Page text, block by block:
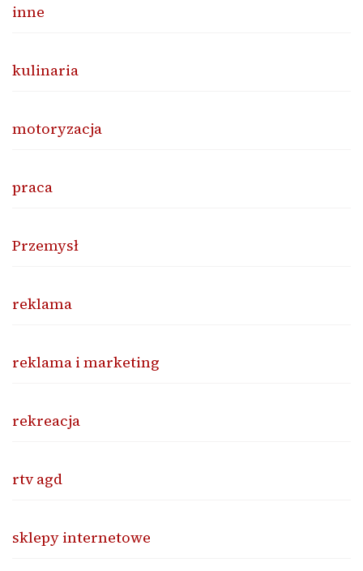
inne
kulinaria
motoryzacja
praca
Przemysł
reklama
reklama i marketing
rekreacja
rtv agd
sklepy internetowe